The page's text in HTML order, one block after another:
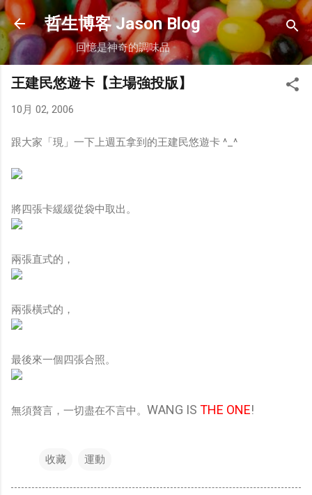
跳到主要內容
哲生博客 Jason Blog
回憶是神奇的調味品
王建民悠遊卡【主場強投版】
10月 02, 2006
跟大家「現」一下上週五拿到的王建民悠遊卡 ^_^
將四張卡緩緩從袋中取出。
兩張直式的，
兩張橫式的，
最後來一個四張合照。
無須贅言，一切盡在不言中。 WANG IS THE ONE!
收藏 運動